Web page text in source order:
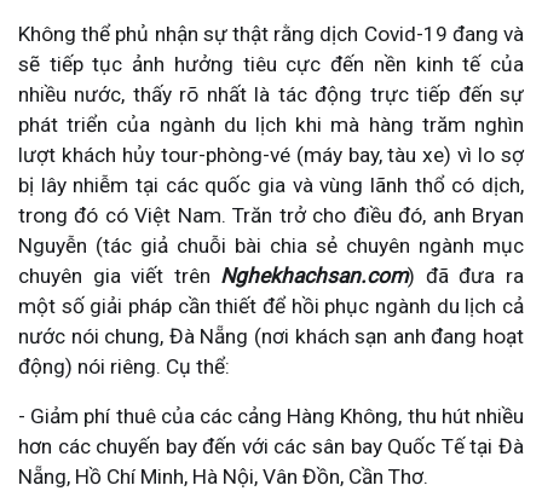
Không thể phủ nhận sự thật rằng dịch Covid-19 đang và
sẽ tiếp tục ảnh hưởng tiêu cực đến nền kinh tế của
nhiều nước, thấy rõ nhất là tác động trực tiếp đến sự
phát triển của ngành du lịch khi mà hàng trăm nghìn
lượt khách hủy tour-phòng-vé (máy bay, tàu xe) vì lo sợ
bị lây nhiễm tại các quốc gia và vùng lãnh thổ có dịch,
trong đó có Việt Nam. Trăn trở cho điều đó, anh Bryan
Nguyễn (tác giả chuỗi bài chia sẻ chuyên ngành mục
chuyên gia viết trên Nghekhachsan.com) đã đưa ra
một số giải pháp cần thiết để hồi phục ngành du lịch cả
nước nói chung, Đà Nẵng (nơi khách sạn anh đang hoạt
động) nói riêng. Cụ thể:
- Giảm phí thuê của các cảng Hàng Không, thu hút nhiều
hơn các chuyến bay đến với các sân bay Quốc Tế tại Đà
Nẵng, Hồ Chí Minh, Hà Nội, Vân Đồn, Cần Thơ.